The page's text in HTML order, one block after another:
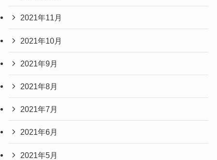
2021年11月
2021年10月
2021年9月
2021年8月
2021年7月
2021年6月
2021年5月